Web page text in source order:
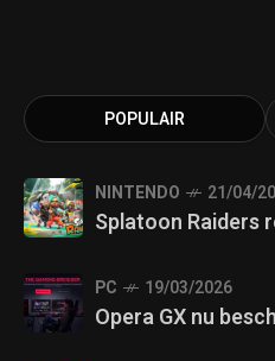
POPULAIR
NINTENDO 21/04/
Splatoon Raiders
PC 19/03/2026
Opera GX nu